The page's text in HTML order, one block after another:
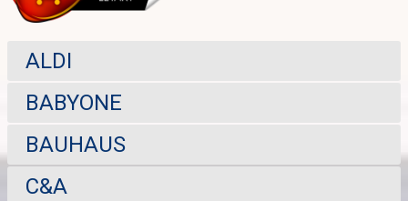
ALDI
BABYONE
BAUHAUS
C&A